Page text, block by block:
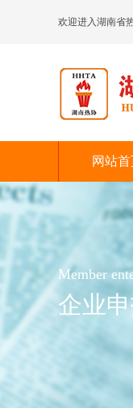
欢迎进入湖南省
网站
Member
企业